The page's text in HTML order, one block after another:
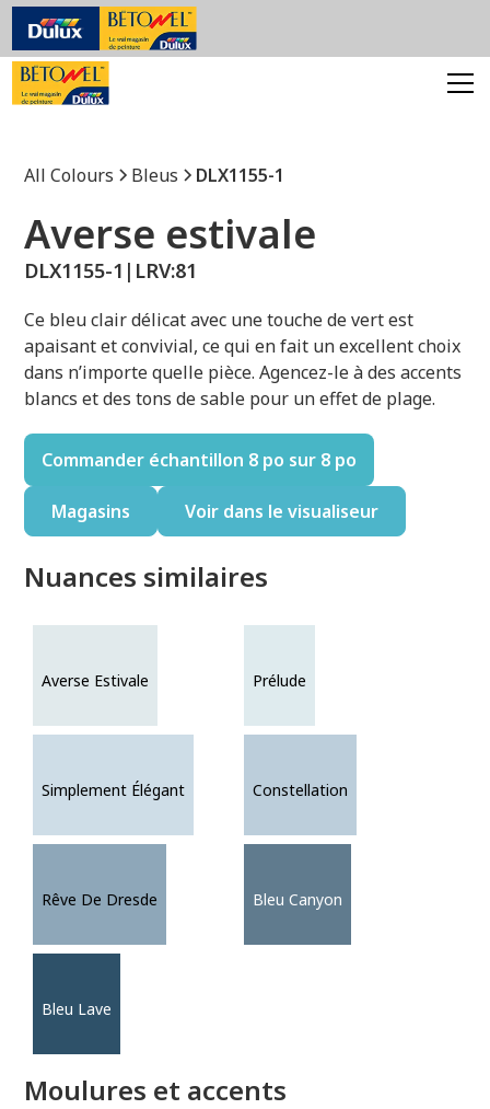
All Colours Bleus DLX1155-1
Averse estivale
DLX1155-1 | LRV:81
Ce bleu clair délicat avec une touche de vert est
apaisant et convivial, ce qui en fait un excellent choix
dans n’importe quelle pièce. Agencez-le à des accents
blancs et des tons de sable pour un effet de plage.
Commander échantillon 8 po sur 8 po
Magasins Voir dans le visualiseur
Nuances similaires
Averse Estivale Prélude
Simplement Élégant Constellation
Rêve De Dresde Bleu Canyon
Bleu Lave
Moulures et accents